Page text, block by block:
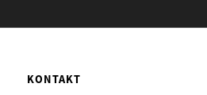
KONTAKT